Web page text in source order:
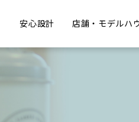
安心設計 店舗・モデルハ